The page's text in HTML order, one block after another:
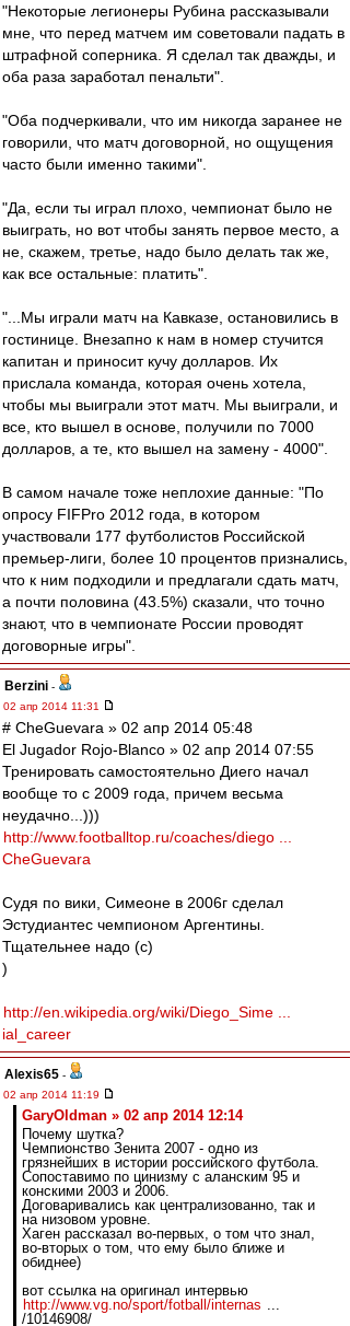
"Некоторые легионеры Рубина рассказывали
мне, что перед матчем им советовали падать в
штрафной соперника. Я сделал так дважды, и
оба раза заработал пенальти".
"Оба подчеркивали, что им никогда заранее не
говорили, что матч договорной, но ощущения
часто были именно такими".
"Да, если ты играл плохо, чемпионат было не
выиграть, но вот чтобы занять первое место, а
не, скажем, третье, надо было делать так же,
как все остальные: платить".
"...Мы играли матч на Кавказе, остановились в
гостинице. Внезапно к нам в номер стучится
капитан и приносит кучу долларов. Их
прислала команда, которая очень хотела,
чтобы мы выиграли этот матч. Мы выиграли, и
все, кто вышел в основе, получили по 7000
долларов, а те, кто вышел на замену - 4000".
В самом начале тоже неплохие данные: "По
опросу FIFPro 2012 года, в котором
участвовали 177 футболистов Российской
премьер-лиги, более 10 процентов признались,
что к ним подходили и предлагали сдать матч,
а почти половина (43.5%) сказали, что точно
знают, что в чемпионате России проводят
договорные игры".
Berzini -
02 апр 2014 11:31
# CheGuevara » 02 апр 2014 05:48
El Jugador Rojo-Blanco » 02 апр 2014 07:55
Тренировать самостоятельно Диего начал
вообще то с 2009 года, причем весьма
неудачно...)))
http://www.footballtop.ru/coaches/diego ...
CheGuevara
Судя по вики, Симеоне в 2006г сделал
Эстудиантес чемпионом Аргентины.
Тщательнее надо (с)
)
http://en.wikipedia.org/wiki/Diego_Sime ...
ial_career
Alexis65 -
02 апр 2014 11:19
GaryOldman » 02 апр 2014 12:14
Почему шутка?
Чемпионство Зенита 2007 - одно из
грязнейших в истории российского футбола.
Сопоставимо по цинизму с аланским 95 и
конскими 2003 и 2006.
Договаривались как централизованно, так и
на низовом уровне.
Хаген рассказал во-первых, о том что знал,
во-вторых о том, что ему было ближе и
обиднее)
вот ссылка на оригинал интервью
http://www.vg.no/sport/fotball/internas ...
/10146908/